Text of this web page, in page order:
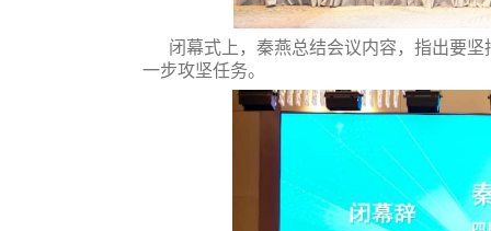
闭幕式上，秦燕总结会议内容， 指出要坚
一步攻坚任务。